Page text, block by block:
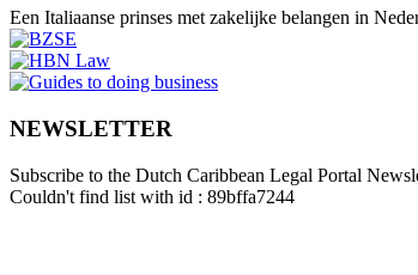
Een Italiaanse prinses met zakelijke belangen in
NEWSLETTER
Subscribe to the Dutch Caribbean Legal Portal
Couldn't find list with id : 89bffa7244